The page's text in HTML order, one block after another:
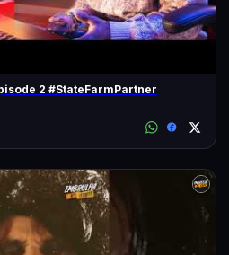
2 #StateFarmPartner